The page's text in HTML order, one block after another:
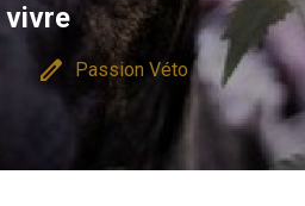
vivre
edit Passion Véto